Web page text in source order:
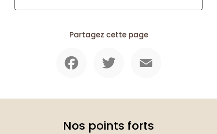
Partagez cette page
Nos points forts